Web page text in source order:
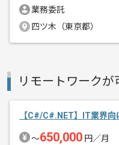
業務委託
四ツ木（東京都）
リモートワークが
【C#/C#.NET】IT業界
〜650,000 円／月